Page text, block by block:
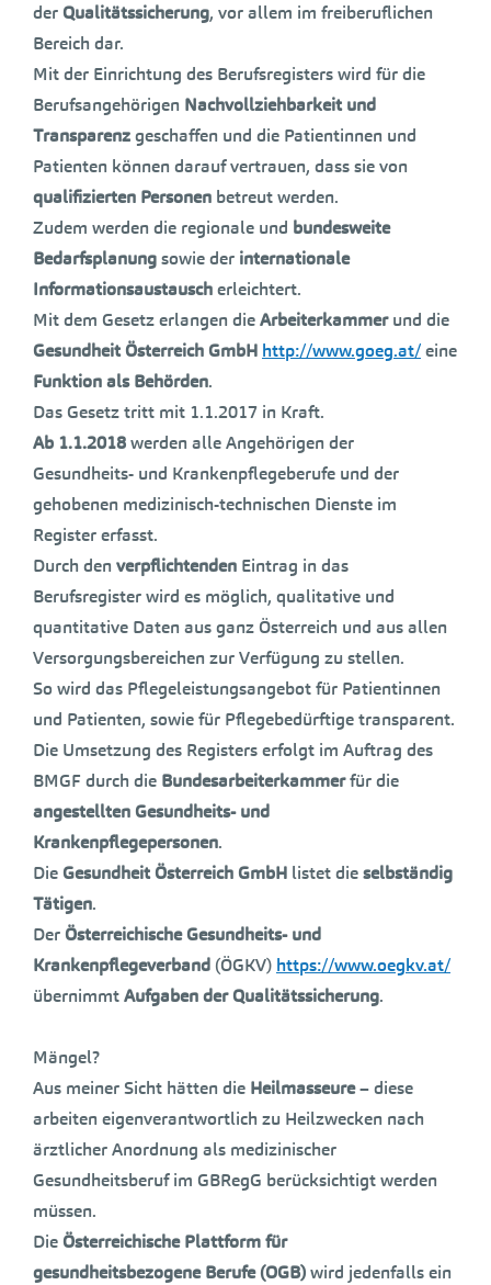
der Qualitätssicherung, vor allem im freiberuflichen
Bereich dar.
Mit der Einrichtung des Berufsregisters wird für die
Berufsangehörigen Nachvollziehbarkeit und
Transparenzgeschaffen und die Patientinnen und
Patienten können darauf vertrauen, dass sie von
qualifizierten Personen betreut werden.
Zudem werden die regionale und bundesweite
Bedarfsplanungsowie der internationale
Informationsaustauscherleichtert.
Mit dem Gesetz erlangen dieArbeiterkammerund die
Gesundheit Österreich GmbH http://www.goeg.at/eine
Funktion als Behörden.
Das Gesetz tritt mit 1.1.2017 in Kraft.
Ab 1.1.2018werden alle Angehörigen der
Gesundheits- und Krankenpflegeberufe und der
gehobenen medizinisch-technischen Dienste im
Register erfasst.
Durch den verpflichtenden Eintrag in das
Berufsregister wird es möglich, qualitative und
quantitative Daten aus ganz Österreich und aus allen
Versorgungsbereichen zur Verfügung zu stellen.
So wird das Pflegeleistungsangebot für Patientinnen
und Patienten, sowie für Pflegebedürftige transparent.
Die Umsetzung des Registers erfolgt im Auftrag des
BMGF durch die Bundesarbeiterkammerfür die
angestellten Gesundheits- und
Krankenpflegepersonen.
Die Gesundheit Österreich GmbH listet dieselbständig
Tätigen.
Der Österreichische Gesundheits- und
Krankenpflegeverband (ÖGKV) https://www.oegkv.at/
übernimmtAufgaben der Qualitätssicherung.
Mängel?
Aus meiner Sicht hätten die Heilmasseure– diese
arbeiten eigenverantwortlich zu Heilzwecken nach
ärztlicher Anordnung als medizinischer
Gesundheitsberuf im GBRegG berücksichtigt werden
müssen.
Die Österreichische Plattform für
gesundheitsbezogene Berufe (OGB)wird jedenfalls ein